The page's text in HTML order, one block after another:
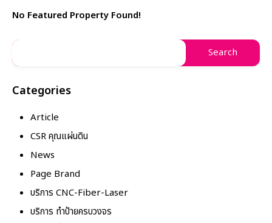
No Featured Property Found!
Categories
Article
CSR คุณแผ่นดิน
News
Page Brand
บริการ CNC-Fiber-Laser
บริการ ทำป้ายครบวงจร